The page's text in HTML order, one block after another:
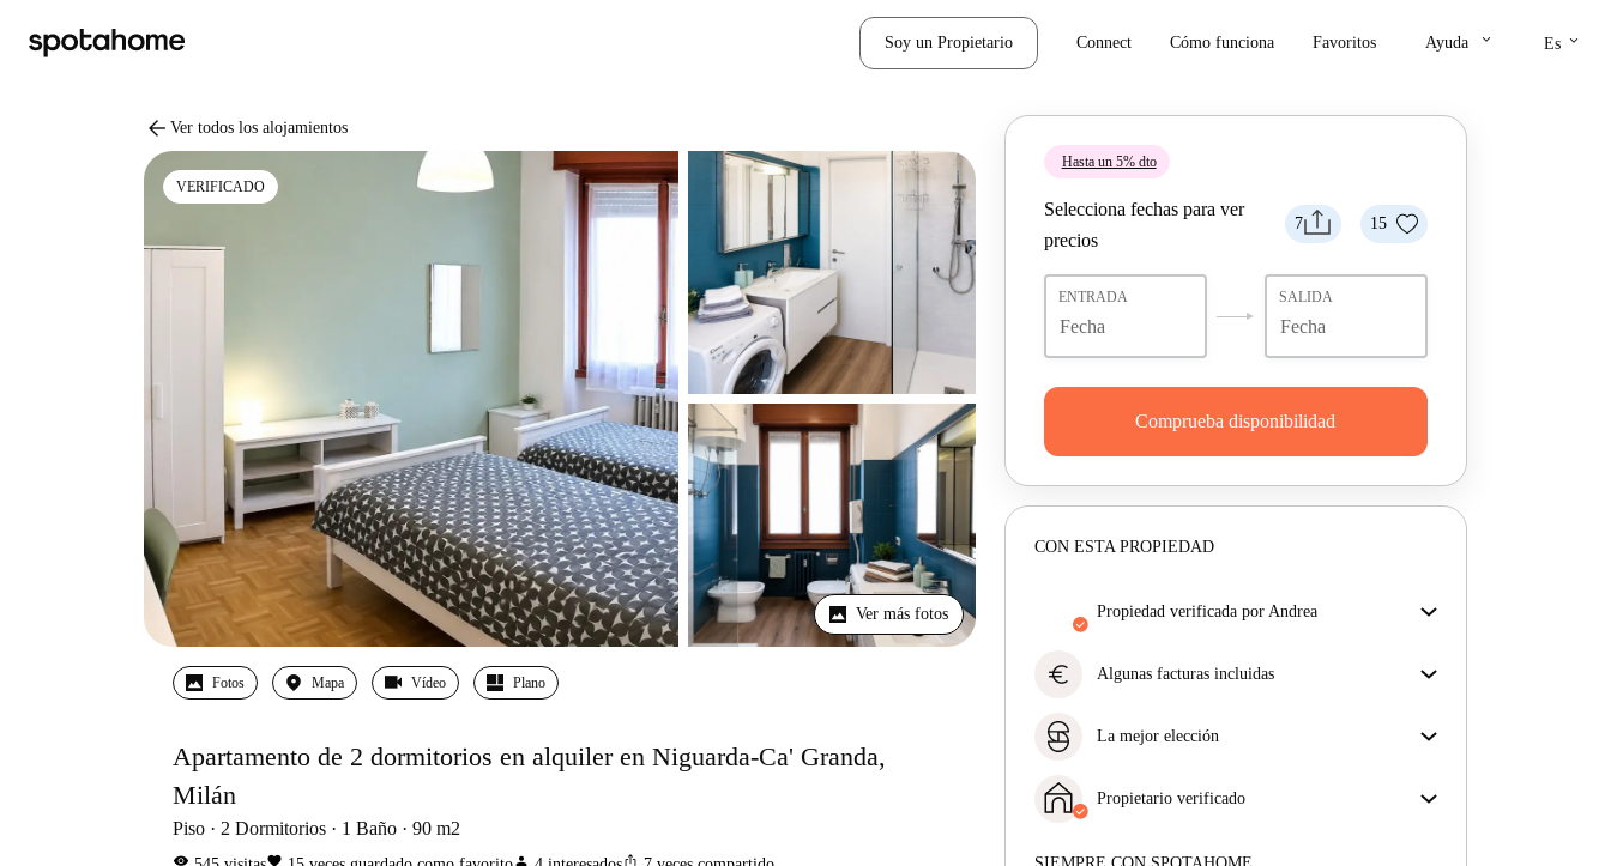
Soy un Propietario Connect Cómo funciona Favoritos Ayuda keyboard_arrow_down Es keyboard_arrow_down
arrow_back Ver todos los alojamientos
VERIFICADO
Ver más fotos
Fotos Mapa Vídeo Plano
Apartamento de 2 dormitorios en alquiler en Niguarda-Ca' Granda,
Milán
Piso 2 Dormitorios 1 Baño 90 m2
visibility favorite person ios_share
Hasta un 5% dto
7 15
Selecciona fechas para ver
precios
ENTRADA SALIDA
Comprueba disponibilidad
CON ESTA PROPIEDAD
propiedad verificada por Andrea
asegurar que obtienes exactamente lo que ves en el
Más sobre la verificación
euro Algunas facturas incluidas
la descripción del anuncio para ver qué suministros
La mejor elección
fantásticos, disponibilidad y primera categoría.
Propietario verificado
Más sobre este arrendador